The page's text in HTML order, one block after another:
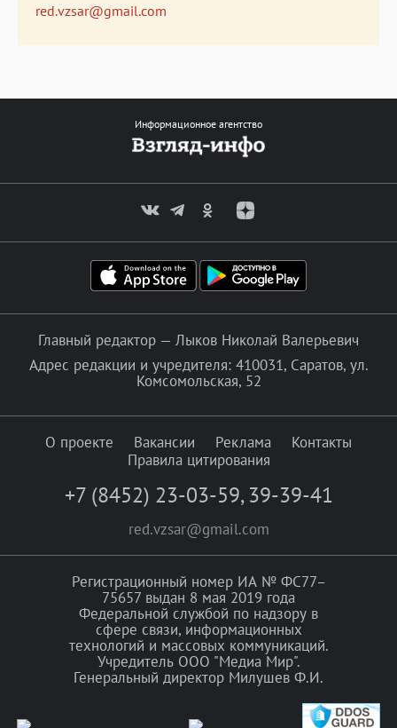
red.vzsar@gmail.com
Информационное агентство
Главный редактор — Лыков Николай Валерьевич
Адрес редакции и учредителя: 410031, Саратов, ул.
Комсомольская, 52
О проекте Вакансии Реклама
Контакты
Правила цитирования
+7 (8452) 23-03-59, 39-39-41
red.vzsar@gmail.com
Регистрационный номер ИА № ФС77–
75657 выдан 8 мая 2019 года
Федеральной службой по надзору в
сфере связи, информационных
технологий и массовых коммуникаций.
Учредитель ООО "Медиа Мир".
Генеральный директор Милушев Ф.И.